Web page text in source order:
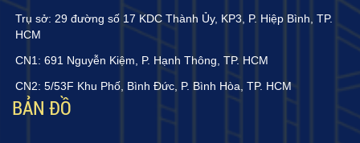
Trụ sở: 29 đường số 17 KDC Thành Ủy, KP3, P. Hiệp Bình, TP.
HCM
CN1: 691 Nguyễn Kiệm, P. Hạnh Thông, TP. HCM
CN2: 5/53F Khu Phố, Bình Đức, P. Bình Hòa, TP. HCM
BẢN ĐỒ